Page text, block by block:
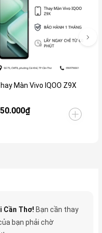
Màn Vivo IQOO Z9X
Cần Thơ! Bạn cần thay
bạn phải chờ